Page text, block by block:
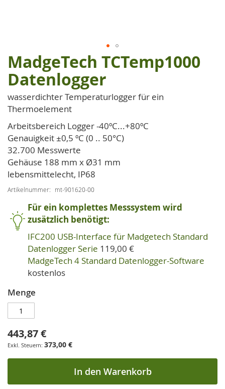
Zum
Anfang
der
Bildgalerie
springen
MadgeTech TCTemp1000
Datenlogger
wasserdichter Temperaturlogger für ein
Thermoelement
Arbeitsbereich Logger -40ºC...+80ºC
Genauigkeit ±0,5 ºC (0 .. 50°C)
32.700 Messwerte
Gehäuse 188 mm x Ø31 mm
lebensmittelecht, IP68
Artikelnummer mt-901620-00
Für ein komplettes Messsystem wird
zusätzlich benötigt:
IFC200 USB-Interface für Madgetech Standard
Datenlogger Serie 119,00 €
MadgeTech 4 Standard Datenlogger-Software
kostenlos
Menge
443,87 €
373,00 €
In den Warenkorb